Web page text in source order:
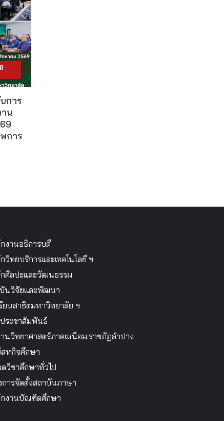
การ
น
การ
งานอธิการบดี
วิทยบริการและเทคโนโลยี ฯ
ศิลปะและวัฒนธรรม
นวิจัยและพัฒนา
รียนสาธิตมหาวิทยาลัย ฯ
ระชาสัมพันธ์
นวิทยาศาสตร์ภาคเหนือม.ราชภัฏลำปาง
หกิจศึกษา
วิชาศึกษาทั่วไป
การจัดตั้งสถาบันภาษา
งานบัณฑิตศึกษา